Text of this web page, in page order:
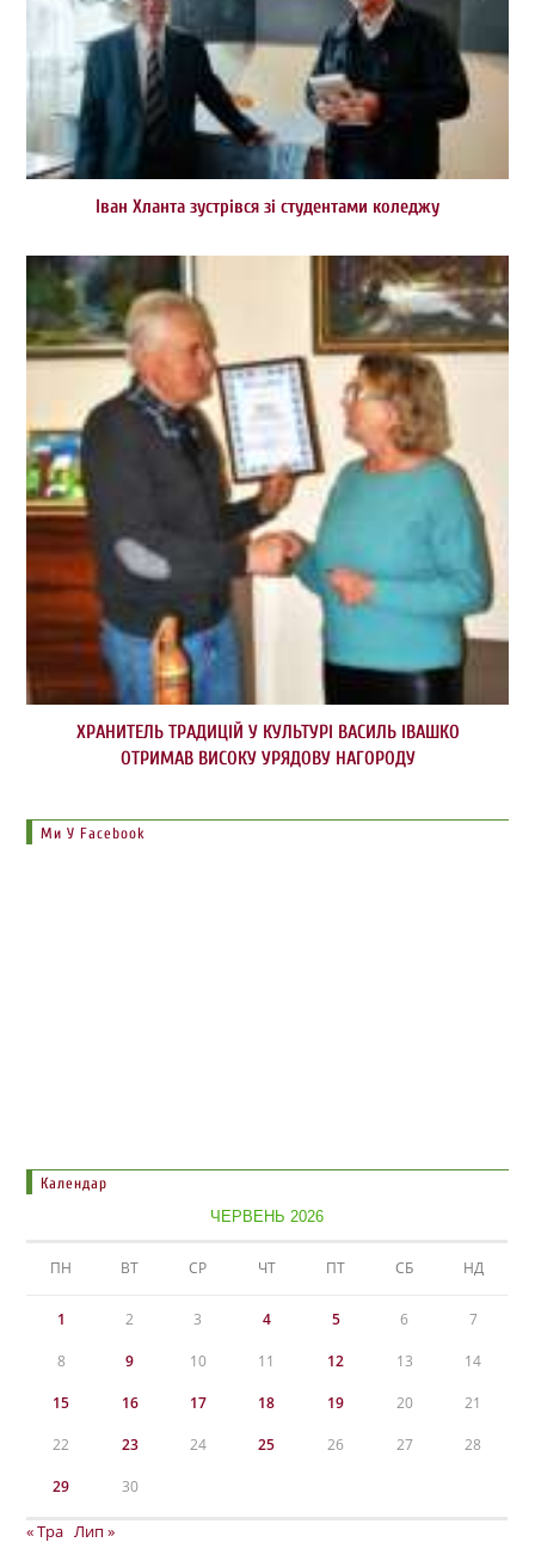
Іван Хланта зустрівся зі студентами коледжу
ХРАНИТЕЛЬ ТРАДИЦІЙ У КУЛЬТУРІ ВАСИЛЬ ІВАШКО
ОТРИМАВ ВИСОКУ УРЯДОВУ НАГОРОДУ
Ми У Facebook
Календар
ЧЕРВЕНЬ 2026
ПН ВТ СР ЧТ ПТ СБ НД
1 2 3 4 5 6 7
8 9 10 11 12 13 14
15 16 17 18 19 20 21
22 23 24 25 26 27 28
29 30
« Тра Лип »